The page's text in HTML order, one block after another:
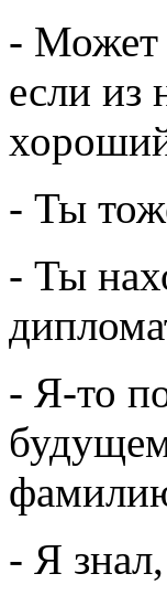
- Может
если из
- Ты
- Ты
- Я-то
- Я